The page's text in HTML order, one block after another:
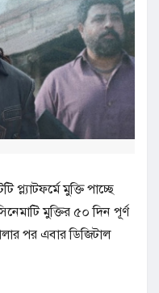
প্ল্যাটফর্মে মুক্তি পাচ্ছে
মুক্তির ৫০ দিন পূর্ণ
পর এবার ডিজিটাল